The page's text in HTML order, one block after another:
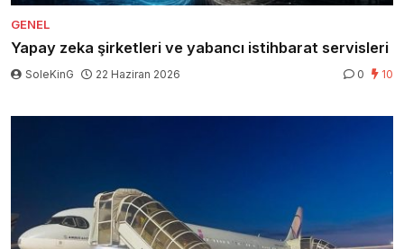
GENEL
Yapay zeka şirketleri ve yabancı istihbarat servisleri
SoleKinG 22 Haziran 2026 0 10